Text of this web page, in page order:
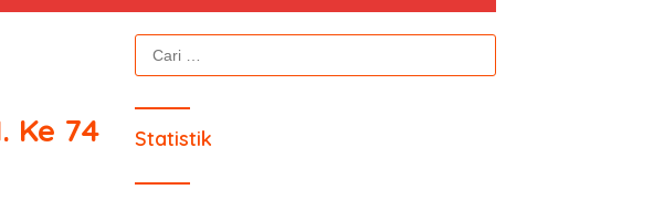
Ke 74
Cari
untuk:
Statistik